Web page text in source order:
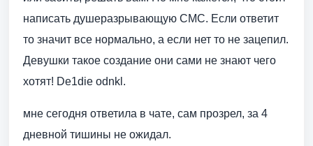
написать душеразрывающую СМС. Если ответит
то значит все нормально, а если нет то не зацепил.
Девушки такое создание они сами не знают чего
хотят! De1die odnkl.
мне сегодня ответила в чате, сам прозрел, за 4
дневной тишины не ожидал.